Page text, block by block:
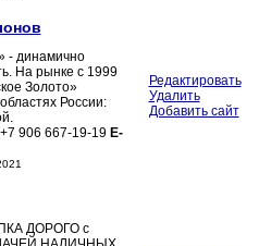
- динамично
На рынке с 1999
Золото»
России:
+7 906 667-19-19 E-
Редактировать
Удалить
Добавить сайт
ДОРОГО с